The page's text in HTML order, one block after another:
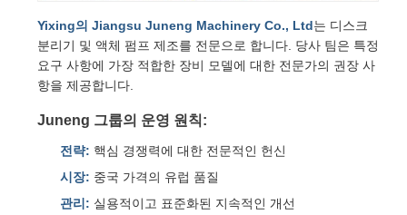
Yixing의 Jiangsu Juneng Machinery Co., Ltd는 디스크
분리기 및 액체 펌프 제조를 전문으로 합니다. 당사 팀은 특정
요구 사항에 가장 적합한 장비 모델에 대한 전문가의 권장 사
항을 제공합니다.
Juneng 그룹의 운영 원칙:
전략: 핵심 경쟁력에 대한 전문적인 헌신
시장: 중국 가격의 유럽 품질
관리: 실용적이고 표준화된 지속적인 개선